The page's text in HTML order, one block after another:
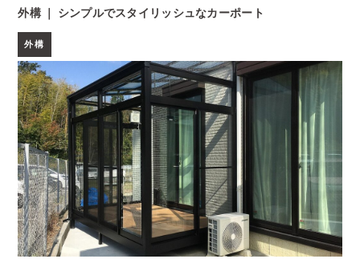
外構 ｜ シンプルでスタイリッシュなカーポート
外構